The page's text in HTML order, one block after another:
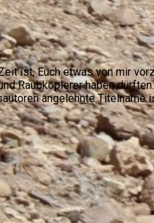
ist, Euch etwas von mir
Raubkopierer haben dürften.
angelehnte